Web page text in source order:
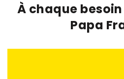
À chaque
Papa